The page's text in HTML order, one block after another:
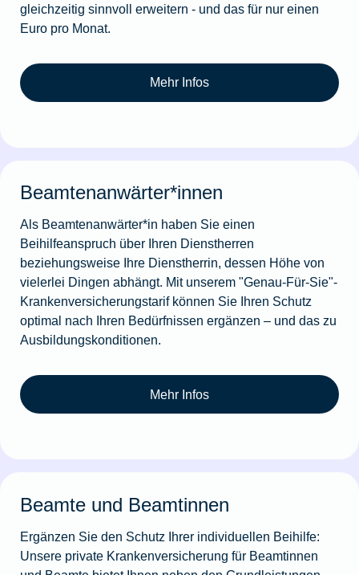
gleichzeitig sinnvoll erweitern - und das für nur einen
Euro pro Monat.
Mehr Infos
Beamtenanwärter*innen
Als Beamtenanwärter*in haben Sie einen
Beihilfeanspruch über Ihren Dienstherren
beziehungsweise Ihre Dienstherrin, dessen Höhe von
vielerlei Dingen abhängt. Mit unserem "Genau-Für-Sie"-
Krankenversicherungstarif können Sie Ihren Schutz
optimal nach Ihren Bedürfnissen ergänzen – und das zu
Ausbildungskonditionen.
Mehr Infos
Beamte und Beamtinnen
Ergänzen Sie den Schutz Ihrer individuellen Beihilfe:
Unsere private Krankenversicherung für Beamtinnen